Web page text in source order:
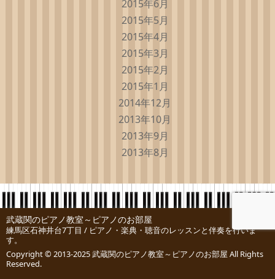
2015年6月
2015年5月
2015年4月
2015年3月
2015年2月
2015年1月
2014年12月
2013年10月
2013年9月
2013年8月
武蔵関のピアノ教室～ピアノのお部屋
練馬区石神井台7丁目 / ピアノ・楽典・聴音のレッスンと伴奏を行いま
す。
Copyright © 2013-2025武蔵関のピアノ教室～ピアノのお部屋 All Rights
Reserved.